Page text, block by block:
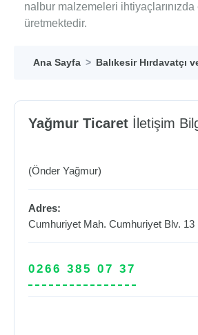
nalbur malzemeleri ihtiyaçlarınızda
üretmektedir.
Ana Sayfa Balıkesir Hırdavatçı
Yağmur Ticaret İletişim
(Önder Yağmur)
Adres:
Cumhuriyet Mah. Cumhuriyet Blv. 13
0266 385 07 37